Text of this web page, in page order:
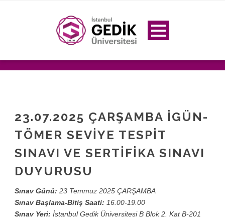
23.07.2025 ÇARŞAMBA İGÜN-
TÖMER SEVİYE TESPİT
SINAVI VE SERTİFİKA SINAVI
DUYURUSU
Sınav Günü: 23 Temmuz 2025 ÇARŞAMBA
Sınav Başlama-Bitiş Saati: 16.00-19.00
Sınav Yeri: İstanbul Gedik Üniversitesi B Blok 2. Kat B-201